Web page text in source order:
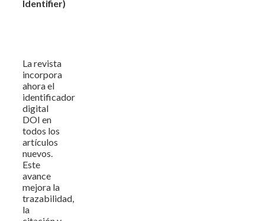
Identifier)
La revista
incorpora
ahora el
identificador
digital
DOI en
todos los
artículos
nuevos.
Este
avance
mejora la
trazabilidad,
la